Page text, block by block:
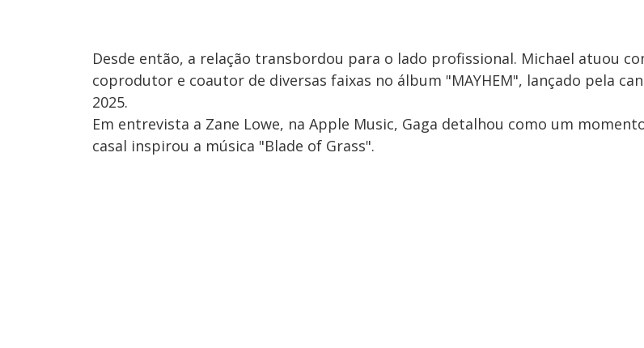
Desde então, a relação transbordou para o lado profissional. Michael atuou
coprodutor e coautor de diversas faixas no álbum "MAYHEM", lançado pela
2025.
Em entrevista a Zane Lowe, na Apple Music, Gaga detalhou como um
casal inspirou a música "Blade of Grass".